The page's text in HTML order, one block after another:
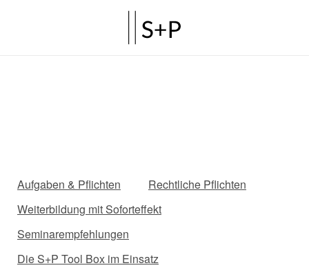
Aufgaben & Pflichten
Rechtliche Pflichten
Weiterbildung mit Soforteffekt
Seminarempfehlungen
Die S+P Tool Box im Einsatz